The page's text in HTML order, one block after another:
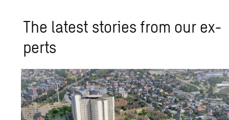
The lat­est sto­ries from our ex­
perts